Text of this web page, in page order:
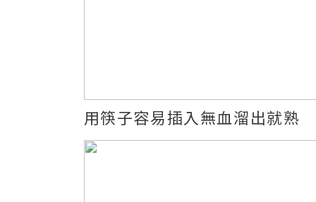
用筷子容易插入無血溜出就熟